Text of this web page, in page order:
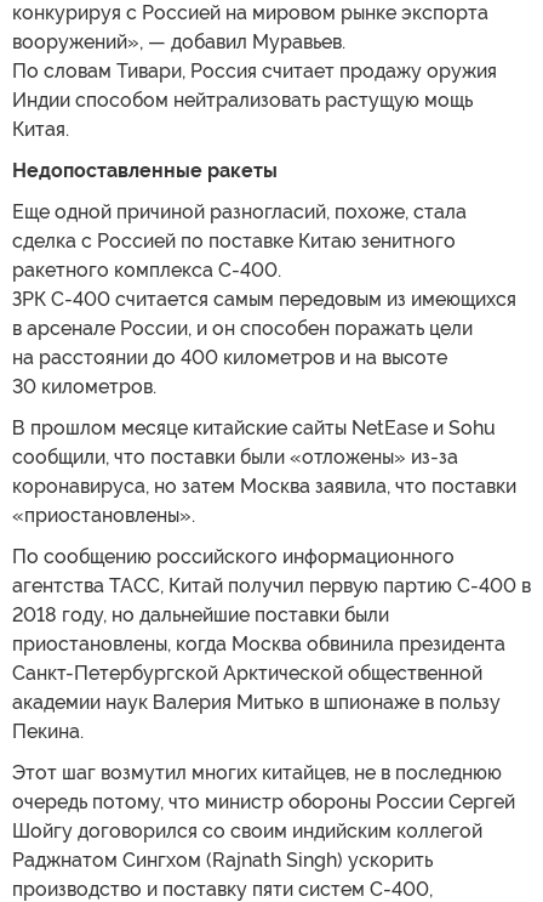
конкурируя с Россией на мировом рынке экспорта
вооружений», — добавил Муравьев.
По словам Тивари, Россия считает продажу оружия
Индии способом нейтрализовать растущую мощь
Китая.
Недопоставленные ракеты
Еще одной причиной разногласий, похоже, стала
сделка с Россией по поставке Китаю зенитного
ракетного комплекса С-400.
ЗРК С-400 считается самым передовым из имеющихся
в арсенале России, и он способен поражать цели
на расстоянии до 400 километров и на высоте
30 километров.
В прошлом месяце китайские сайты NetEase и Sohu
сообщили, что поставки были «отложены» из-за
коронавируса, но затем Москва заявила, что поставки
«приостановлены».
По сообщению российского информационного
агентства ТАСС, Китай получил первую партию С-400 в
2018 году, но дальнейшие поставки были
приостановлены, когда Москва обвинила президента
Санкт-Петербургской Арктической общественной
академии наук Валерия Митько в шпионаже в пользу
Пекина.
Этот шаг возмутил многих китайцев, не в последнюю
очередь потому, что министр обороны России Сергей
Шойгу договорился со своим индийским коллегой
Раджнатом Сингхом (Rajnath Singh) ускорить
производство и поставку пяти систем С-400,